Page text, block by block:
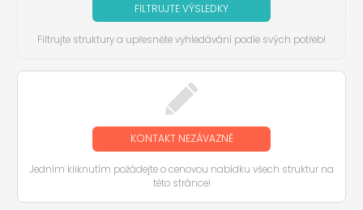
FILTRUJTE VÝSLEDKY
Filtrujte struktury a upřesněte vyhledávání podle svých potřeb!
KONTAKT NEZÁVAZNĚ
Jedním kliknutím požádejte o cenovou nabídku všech struktur na
této stránce!